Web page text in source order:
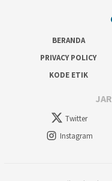
BERANDA
PRIVACY POLICY
KODE ETIK
Twitter
Instagram